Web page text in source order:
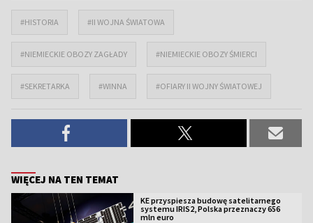
#HISTORIA #II WOJNA ŚWIATOWA
#NIEMIECKIE OBOZY ZAGŁADY #NIEMIECKIE OBOZY ŚMIERCI
#SEKRETARKA #WINNA #OFIARY II WOJNY ŚWIATOWEJ
WIĘCEJ NA TEN TEMAT
KE przyspiesza budowę satelitarnego
systemu IRIS2, Polska przeznaczy 656
mln euro